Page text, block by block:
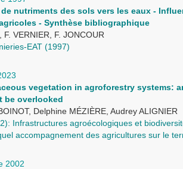
nutriments des sols vers les eaux -
- Synthèse bibliographique
F. VERNIER, F. JONCOUR
EAT (1997)
vegetation in agroforestry systems:
be overlooked
Delphine MÉZIÈRE, Audrey ALIGNIER
Infrastructures agroécologiques et
accompagnement des agricultures sur le
2002